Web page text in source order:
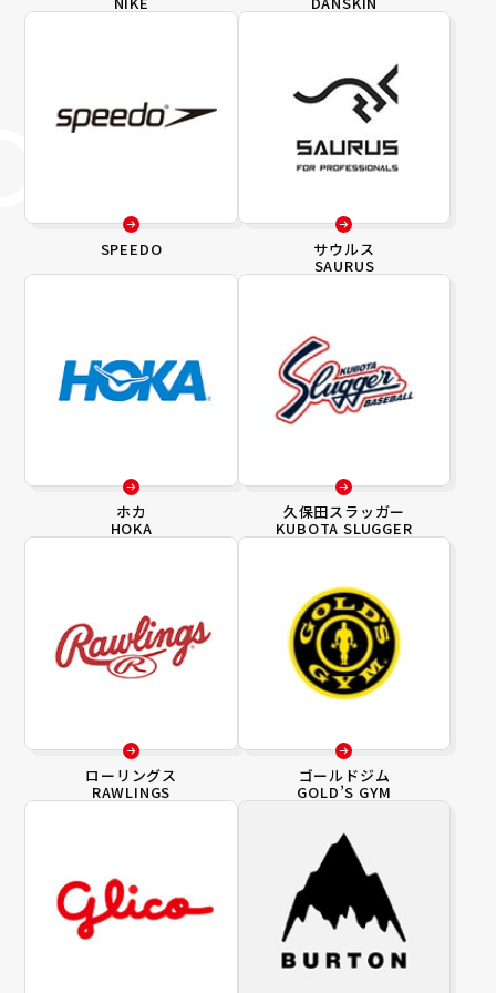
SPEEDO サウルス
SAURUS
ホカ
HOKA
久保田スラッガー
KUBOTA SLUGGER
ローリングス
RAWLINGS
ゴールドジム
GOLD’S GYM